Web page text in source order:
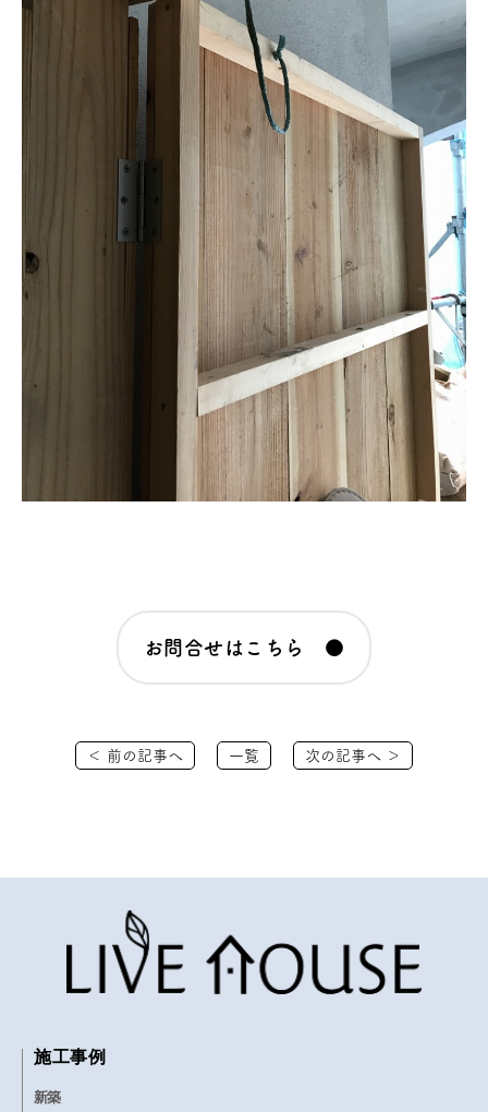
お問合せはこちら ●
＜ 前の記事へ 一覧 次の記事へ ＞
施工事例
新築